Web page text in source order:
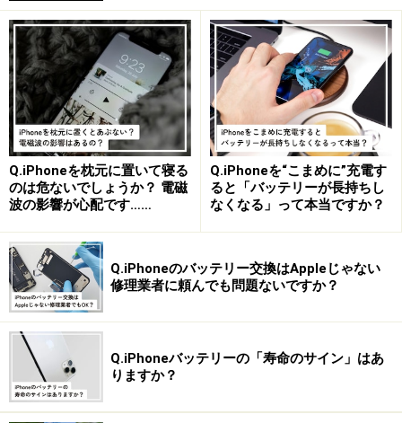
つ契約するだけで必要なサービスが一通り付いてくるこ
とから、複雑な要素がなくシンプルで選びやすいことが
ahamoのメリットといえるでしょう。ただ一方で、後述
する他のプランのように5分間の無料通話を外して安く
することはできませんので、「通話はほとんどしないか
らもっと安くして欲しい」という人にはデメリットもあ
ります。
ahamoは1回5分の通話無料が付属するが、その分他社プラン
より500円高い
またahamoはサブブランドではなく、あくまでNTTドコ
モの料金プランの1つという位置付けであることもあ
り、サービス発表後いくつか変更が加えられているよう
です。実際、当初は継続できなかった「ドコモ回線継続
利用期間」も、後から継続できるよう変更が加えられて
Q.iPhoneを枕元に置いて寝る
のは危ないでしょうか？ 電磁
波の影響が心配です……
Q.iPhoneを“こまめに”充電す
ると「バッテリーが長持ちし
なくなる」って本当ですか？
Q.iPhoneのバッテリー交換はAppleじゃない
修理業者に頼んでも問題ないですか？
Q.iPhoneバッテリーの「寿命のサイン」はあ
りますか？